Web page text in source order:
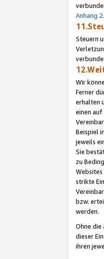
Anhang 2.
Steuern
Wir
Ferner
erhalten
einen
Beispiel
jeweils
Sie
zu
strikte
bzw.
werden.
Ohne die
dieser
ihren